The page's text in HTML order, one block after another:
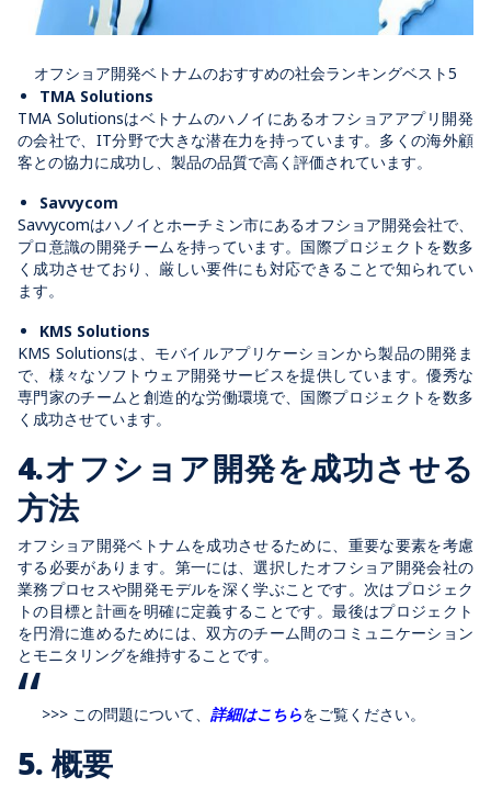
オフショア開発ベトナムのおすすめの社会ランキングベスト5
TMA Solutions
TMA Solutionsはベトナムのハノイにあるオフショアアプリ開発
の会社で、IT分野で大きな潜在力を持っています。多くの海外顧
客との協力に成功し、製品の品質で高く評価されています。
Savvycom
Savvycomはハノイとホーチミン市にあるオフショア開発会社で、
プロ意識の開発チームを持っています。国際プロジェクトを数多
く成功させており、厳しい要件にも対応できることで知られてい
ます。
KMS Solutions
KMS Solutionsは、モバイルアプリケーションから製品の開発ま
で、様々なソフトウェア開発サービスを提供しています。優秀な
専門家のチームと創造的な労働環境で、国際プロジェクトを数多
く成功させています。
4.オフショア開発を成功させる
方法
オフショア開発ベトナムを成功させるために、重要な要素を考慮
する必要があります。第一には、選択したオフショア開発会社の
業務プロセスや開発モデルを深く学ぶことです。次はプロジェク
トの目標と計画を明確に定義することです。最後はプロジェクト
を円滑に進めるためには、双方のチーム間のコミュニケーション
とモニタリングを維持することです。
>>> この問題について、 詳細はこちらをご覧ください。
5. 概要